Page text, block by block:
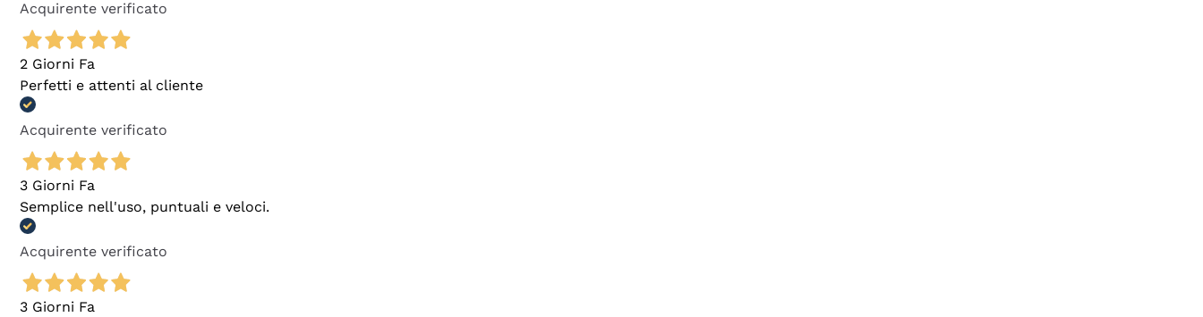
Acquirente verificato
2 Giorni Fa
Perfetti e attenti al cliente
Acquirente verificato
3 Giorni Fa
Semplice nell'uso, puntuali e veloci.
Acquirente verificato
3 Giorni Fa